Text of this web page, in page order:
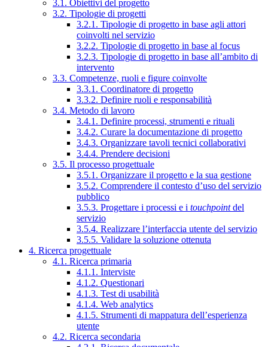
3.1. Obiettivi del progetto
3.2. Tipologie di progetti
3.2.1. Tipologie di progetto in base agli attori
coinvolti nel servizio
3.2.2. Tipologie di progetto in base al focus
3.2.3. Tipologie di progetto in base all’ambito di
intervento
3.3. Competenze, ruoli e figure coinvolte
3.3.1. Coordinatore di progetto
3.3.2. Definire ruoli e responsabilità
3.4. Metodo di lavoro
3.4.1. Definire processi, strumenti e rituali
3.4.2. Curare la documentazione di progetto
3.4.3. Organizzare tavoli tecnici collaborativi
3.4.4. Prendere decisioni
3.5. Il processo progettuale
3.5.1. Organizzare il progetto e la sua gestione
3.5.2. Comprendere il contesto d’uso del servizio
pubblico
3.5.3. Progettare i processi e i touchpointdel
servizio
3.5.4. Realizzare l’interfaccia utente del servizio
3.5.5. Validare la soluzione ottenuta
4. Ricerca progettuale
4.1. Ricerca primaria
4.1.1. Interviste
4.1.2. Questionari
4.1.3. Test di usabilità
4.1.4. Web analytics
4.1.5. Strumenti di mappatura dell’esperienza
utente
4.2. Ricerca secondaria